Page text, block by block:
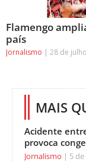
Flamengo
país
Jornalismo 28 de
MAIS
Acidente
provoca
Jornalismo 5